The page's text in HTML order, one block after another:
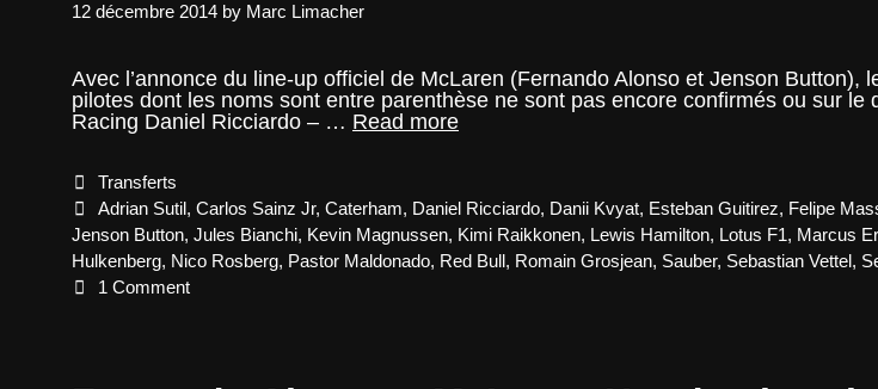
12 décembre 2014 by Marc Limacher
Avec l’annonce du line-up officiel de McLaren (Fernando Alonso et Jenson
pilotes dont les noms sont entre parenthèse ne sont pas encore confirmés ou sur
Racing Daniel Ricciardo – … Read moreLine-
3)
Categories
Transferts
Tags
Adrian Sutil,Carlos Sainz Jr,Caterham, Daniel Ricciardo, Danii Kvyat, Esteban Guitirez, Felipe
Jenson Button, Jules Bianchi, Kevin Magnussen, Kimi Raikkonen, Lewis Hamilton, Lotus F1, Marcus
Hulkenberg, Nico Rosberg, Pastor Maldonado, Red Bull, Romain Grosjean, Sauber, Sebastian Vettel,
1 Comment